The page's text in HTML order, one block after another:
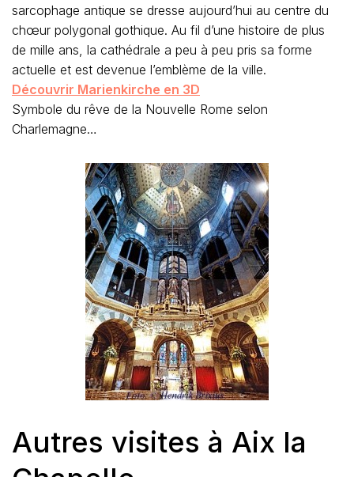
sarcophage antique se dresse aujourd’hui au centre du
chœur polygonal gothique. Au fil d’une histoire de plus
de mille ans, la cathédrale a peu à peu pris sa forme
actuelle et est devenue l’emblème de la ville.
Découvrir Marienkirche en 3D
Symbole du rêve de la Nouvelle Rome selon
Charlemagne…
Autres visites à Aix la